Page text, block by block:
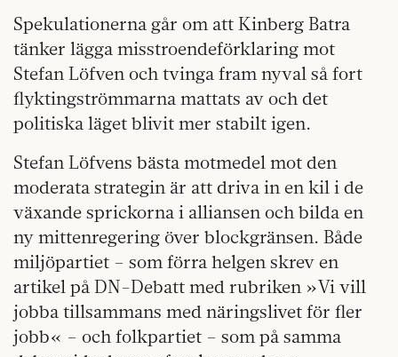
Spekulationerna går om att Kinberg Batra
tänker lägga misstroendeförklaring mot
Stefan Löfven och tvinga fram nyval så fort
flyktingströmmarna mattats av och det
politiska läget blivit mer stabilt igen.
Stefan Löfvens bästa motmedel mot den
moderata strategin är att driva in en kil i de
växande sprickorna i alliansen och bilda en
ny mittenregering över blockgränsen. Både
miljöpartiet – som förra helgen skrev en
artikel på DN-Debatt med rubriken »Vi vill
jobba tillsammans med näringslivet för fler
jobb« – och folkpartiet – som på samma